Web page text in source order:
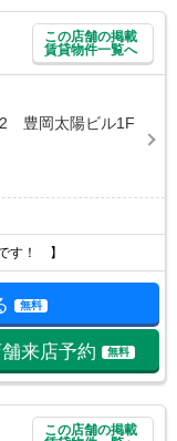
この店舗の掲載
賃貸物件一覧へ
豊岡太陽ビル1F
す！ 】
無料
舗来店予約 無料
この店舗の掲載